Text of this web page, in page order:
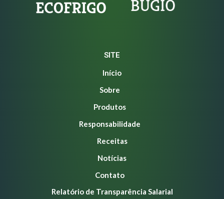
SITE
Início
Sobre
Produtos
Responsabilidade
Receitas
Notícias
Contato
Relatório de Transparência Salarial